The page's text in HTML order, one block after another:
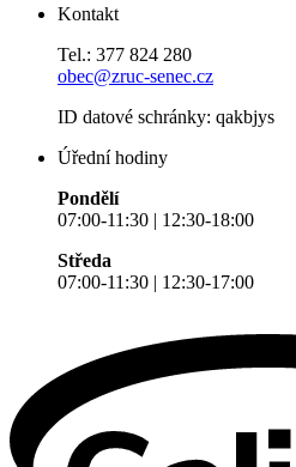
Kontakt
Tel.: 377 824 280
obec@zruc-senec.cz
ID datové schránky: qakbjys
Úřední hodiny
Pondělí
07:00-11:30 | 12:30-18:00
Středa
07:00-11:30 | 12:30-17:00